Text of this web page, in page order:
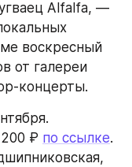
Alfalfa, —
воскресный
от галереи
концерты.
₽ по ссылке.